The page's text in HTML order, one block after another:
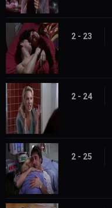
2 - 23
2 - 24
2 - 25